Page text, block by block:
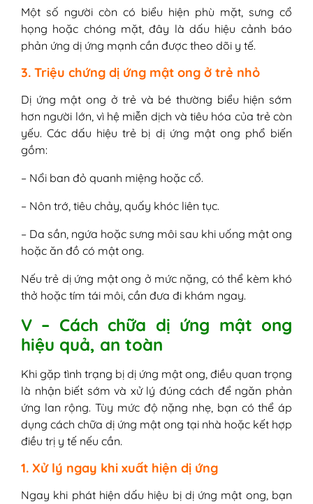
Một số người còn có biểu hiện phù mặt, sưng cổ
họng hoặc chóng mặt, đây là dấu hiệu cảnh báo
phản ứng dị ứng mạnh cần được theo dõi y tế.
3. Triệu chứng dị ứng mật ong ở trẻ nhỏ
Dị ứng mật ong ở trẻ và bé thường biểu hiện sớm
hơn người lớn, vì hệ miễn dịch và tiêu hóa của trẻ còn
yếu. Các dấu hiệu trẻ bị dị ứng mật ong phổ biến
gồm:
– Nổi ban đỏ quanh miệng hoặc cổ.
– Nôn trớ, tiêu chảy, quấy khóc liên tục.
– Da sần, ngứa hoặc sưng môi sau khi uống mật ong
hoặc ăn đồ có mật ong.
Nếu trẻ dị ứng mật ong ở mức nặng, có thể kèm khó
thở hoặc tím tái môi, cần đưa đi khám ngay.
V – Cách chữa dị ứng mật ong
hiệu quả, an toàn
Khi gặp tình trạng bị dị ứng mật ong, điều quan trọng
là nhận biết sớm và xử lý đúng cách để ngăn phản
ứng lan rộng. Tùy mức độ nặng nhẹ, bạn có thể áp
dụng cách chữa dị ứng mật ong tại nhà hoặc kết hợp
điều trị y tế nếu cần.
1. Xử lý ngay khi xuất hiện dị ứng
Ngay khi phát hiện dấu hiệu bị dị ứng mật ong, bạn